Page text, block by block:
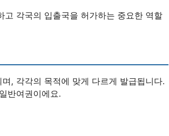
각국의 입출국을 허가하는 중요한 역할
, 각각의 목적에 맞게 다르게 발급됩니다.
반여권이에요.